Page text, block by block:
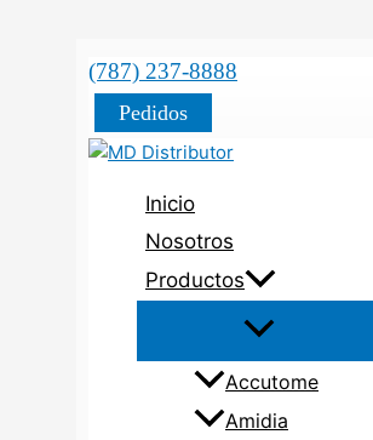
(787) 237-8888
Pedidos
Inicio
Nosotros
Productos
Accutome
Amidia